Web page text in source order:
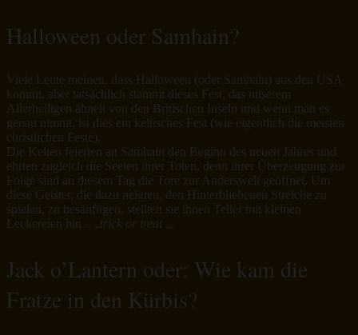
Halloween oder Samhain?
Viele Leute meinen, dass Halloween (oder Samhain) aus den USA
kommt, aber tatsächlich stammt dieses Fest, das unserem
Allerheiligen ähnelt von den Britischen Inseln und wenn man es
genau nimmt, ist dies ein keltisches Fest (wie eigentlich die meisten
christlichen Feste).
Die Kelten feierten an Samhain den Beginn des neuen Jahres und
ehrten zugleich die Seelen ihrer Toten, denn ihrer Überzeugung zur
Folge sind an diesem Tag die Tore zur Anderswelt geöffnet. Um
diese Geister, die dazu neigten, den Hinterbliebenen Streiche zu
spielen, zu besänftigen, stellten sie ihnen Teller mit kleinen
Leckereien hin – „trick or treat „.
Jack o’Lantern oder: Wie kam die
Fratze in den Kürbis?